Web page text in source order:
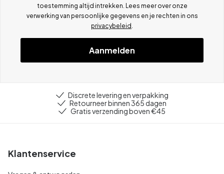
toestemming altijd intrekken. Lees meer over onze
verwerking van persoonlijke gegevens en je rechten in ons
privacybeleid
Aanmelden
Discrete levering en verpakking
Retourneer binnen 365 dagen
Gratis verzending boven €45
Klantenservice